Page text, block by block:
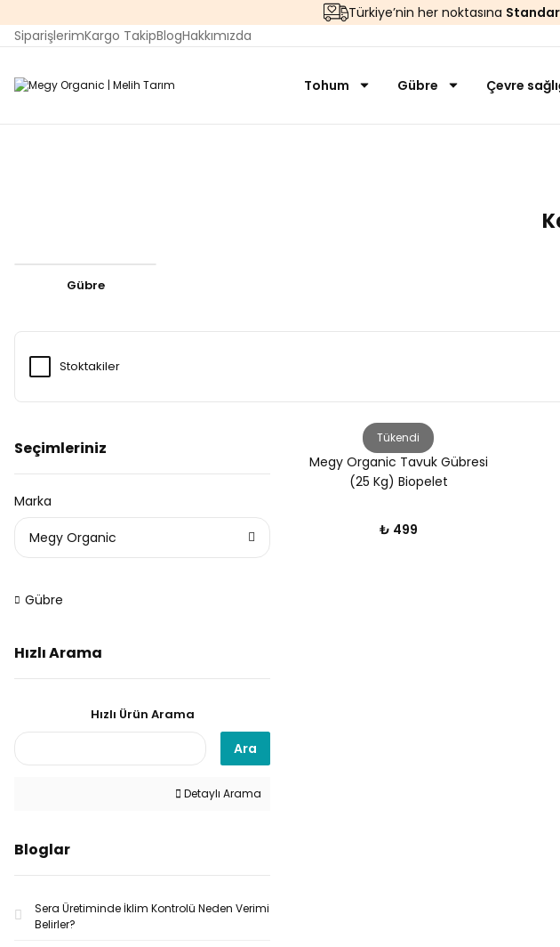
Türkiye’nin her noktasına
SiparişlerimKargo TakipBlogHakkımızda
Tohum Gübre Çevre
Gübre
Stoktakiler
Seçimleriniz
Marka
Megy Organic
Gübre
Hızlı Arama
Hızlı Ürün Arama
Ara
Detaylı Arama
Bloglar
Sera Üretiminde İklim Kontrolü Neden Verimi
Belirler?
Tükendi
Megy Organic Tavuk Gübresi
(25 Kg) Biopelet
₺ 499